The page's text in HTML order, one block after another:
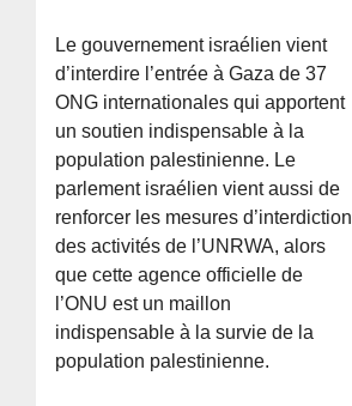
Le gouvernement israélien vient
d’interdire l’entrée à Gaza de 37
ONG internationales qui apportent
un soutien indispensable à la
population palestinienne. Le
parlement israélien vient aussi de
renforcer les mesures d’interdiction
des activités de l’UNRWA, alors
que cette agence officielle de
l’ONU est un maillon
indispensable à la survie de la
population palestinienne.